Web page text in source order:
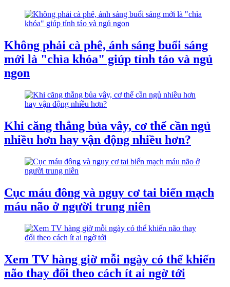
Không phải cà phê, ánh sáng buổi sáng
mới là "chìa khóa" giúp tỉnh táo và ngủ
ngon
Khi căng thẳng bủa vây, cơ thể cần ngủ
nhiều hơn hay vận động nhiều hơn?
Cục máu đông và nguy cơ tai biến mạch
máu não ở người trung niên
Xem TV hàng giờ mỗi ngày có thể khiến
não thay đổi theo cách ít ai ngờ tới